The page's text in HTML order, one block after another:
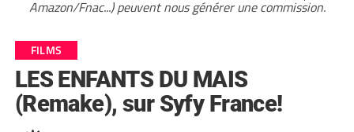
Amazon/Fnac...) peuvent nous générer une commission.
FILMS
LES ENFANTS DU MAIS
(Remake), sur Syfy France!